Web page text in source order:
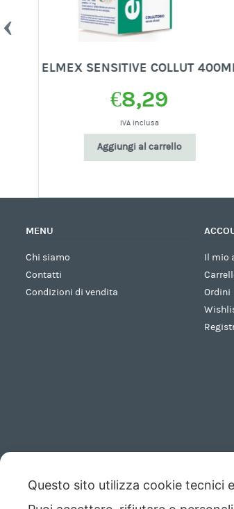
ELMEX SENSITIVE COLLUT 400ML
€8,29
IVA inclusa
Aggiungi al carrello
MENU
Chi siamo
Contatti
Condizioni di vendita
Il mio
Ordini
Questo sito utilizza cookie tecnici